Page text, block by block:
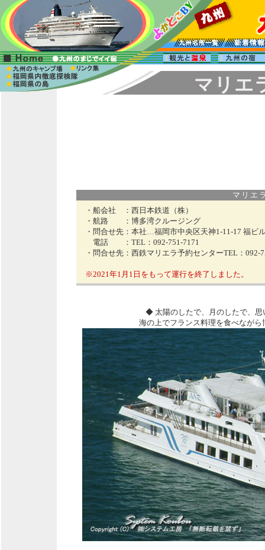
マリエ
マリエ
・船会社 ： 西日本鉄道（株）
・航路 ： 博多湾クルージング
・問合せ先： 本社…福岡市中央区天神1-11-17 福ビ
電話 ： TEL：092-751-7171
・問合せ先： 西鉄マリエラ予約センターTEL：092-
※2021年1月1日をもって運行を終了しました。
◆ 太陽のしたで、月のしたで、思
海の上でフランス料理を食べながら